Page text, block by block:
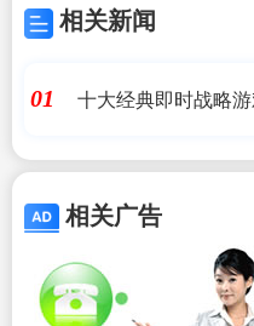
相关新闻
01
十大经典即时战略
相关广告